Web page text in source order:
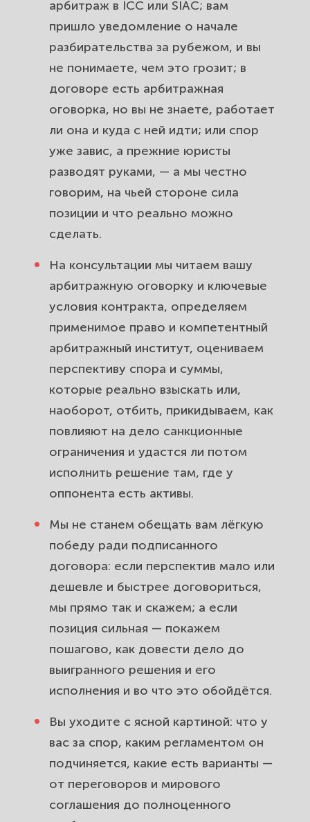
арбитраж в ICC или SIAC; вам
пришло уведомление о начале
разбирательства за рубежом, и вы
не понимаете, чем это грозит; в
договоре есть арбитражная
оговорка, но вы не знаете, работает
ли она и куда с ней идти; или спор
уже завис, а прежние юристы
разводят руками, — а мы честно
говорим, на чьей стороне сила
позиции и что реально можно
сделать.
На консультации мы читаем вашу
арбитражную оговорку и ключевые
условия контракта, определяем
применимое право и компетентный
арбитражный институт, оцениваем
перспективу спора и суммы,
которые реально взыскать или,
наоборот, отбить, прикидываем, как
повлияют на дело санкционные
ограничения и удастся ли потом
исполнить решение там, где у
оппонента есть активы.
Мы не станем обещать вам лёгкую
победу ради подписанного
договора: если перспектив мало или
дешевле и быстрее договориться,
мы прямо так и скажем; а если
позиция сильная — покажем
пошагово, как довести дело до
выигранного решения и его
исполнения и во что это обойдётся.
Вы уходите с ясной картиной: что у
вас за спор, каким регламентом он
подчиняется, какие есть варианты —
от переговоров и мирового
соглашения до полноценного